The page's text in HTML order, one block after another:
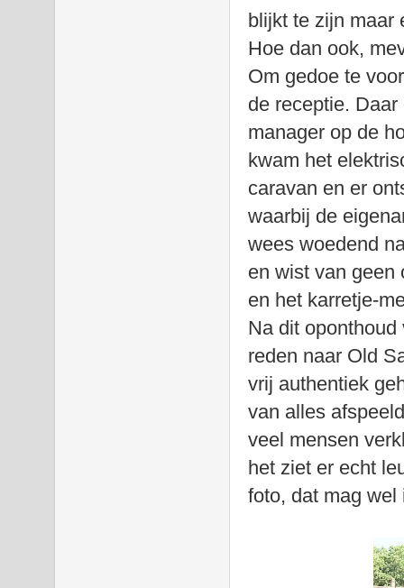
blijkt te zijn maar
Hoe dan ook,
Om gedoe te
de receptie.
manager op de
kwam het
caravan en er
waarbij de
wees woedend
en wist van geen
en het karretje-
Na dit
reden naar Old
vrij authentiek
van alles
veel mensen
het ziet er echt
foto, dat mag